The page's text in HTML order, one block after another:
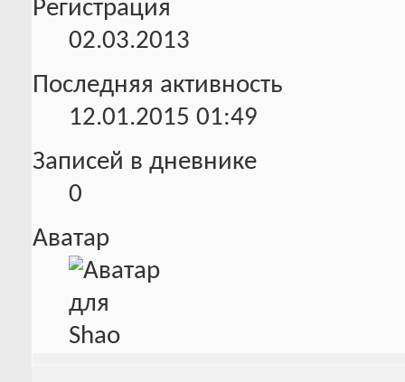
Регистрация
02.03.2013
Последняя активность
12.01.2015 01:49
Записей в дневнике
0
Аватар